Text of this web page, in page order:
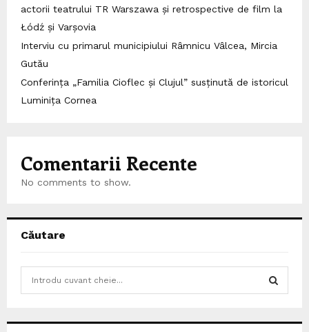
actorii teatrului TR Warszawa și retrospective de film la
Łódź și Varșovia
Interviu cu primarul municipiului Râmnicu Vâlcea, Mircia
Gutău
Conferința „Familia Cioflec și Clujul” susținută de istoricul
Luminița Cornea
Comentarii Recente
No comments to show.
Căutare